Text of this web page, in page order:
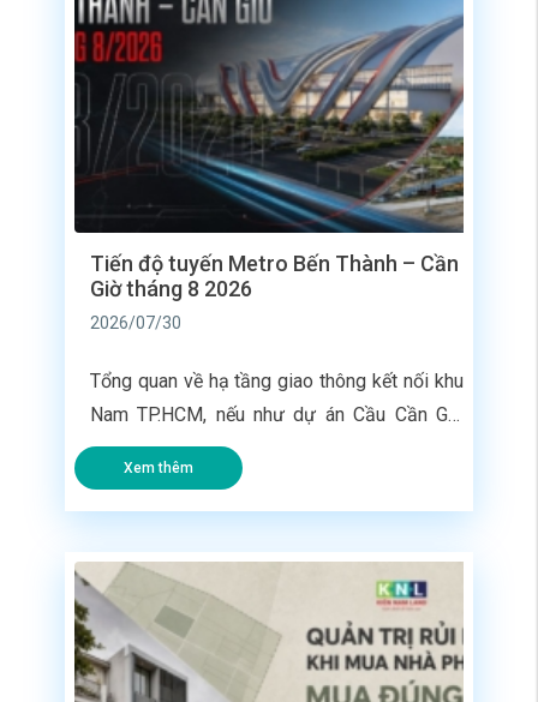
Tiến độ tuyến Metro Bến Thành – Cần
Giờ tháng 8 2026
2026/07/30
Tổng quan về hạ tầng giao thông kết nối khu
Nam TP.HCM, nếu như dự án Cầu Cần Giờ
giải quyết bài toán giao thông đường bộ thay
thế phà Bình Khánh, thì tuyến Metro Bến
Thành – Cần Giờ lại đóng vai trò là “mạch
Xem thêm